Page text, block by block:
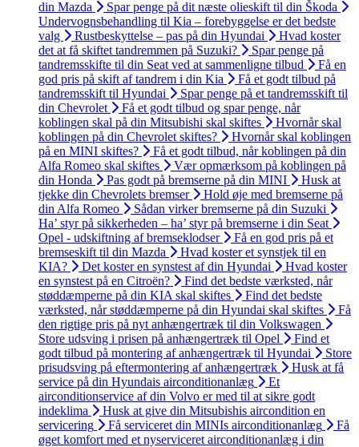
din Mazda
Spar penge på dit næste olieskift til din Škoda
Undervognsbehandling til Kia – forebyggelse er det bedste
valg
Rustbeskyttelse – pas på din Hyundai
Hvad koster
det at få skiftet tandremmen på Suzuki?
Spar penge på
tandremsskifte til din Seat ved at sammenligne tilbud
Få en
god pris på skift af tandrem i din Kia
Få et godt tilbud på
tandremsskift til Hyundai
Spar penge på et tandremsskift til
din Chevrolet
Få et godt tilbud og spar penge, når
koblingen skal på din Mitsubishi skal skiftes
Hvornår skal
koblingen på din Chevrolet skiftes?
Hvornår skal koblingen
på en MINI skiftes?
Få et godt tilbud, når koblingen på din
Alfa Romeo skal skiftes
Vær opmærksom på koblingen på
din Honda
Pas godt på bremserne på din MINI
Husk at
tjekke din Chevrolets bremser
Hold øje med bremserne på
din Alfa Romeo
Sådan virker bremserne på din Suzuki
Ha’ styr på sikkerheden – ha’ styr på bremserne i din Seat
Opel - udskiftning af bremseklodser
Få en god pris på et
bremseskift til din Mazda
Hvad koster et synstjek til en
KIA?
Det koster en synstest af din Hyundai
Hvad koster
en synstest på en Citroën?
Find det bedste værksted, når
støddæmperne på din KIA skal skiftes
Find det bedste
værksted, når støddæmperne på din Hyundai skal skiftes
Få
den rigtige pris på nyt anhængertræk til din Volkswagen
Store udsving i prisen på anhængertræk til Opel
Find et
godt tilbud på montering af anhængertræk til Hyundai
Store
prisudsving på eftermontering af anhængertræk
Husk at få
service på din Hyundais airconditionanlæg
Et
airconditionservice af din Volvo er med til at sikre godt
indeklima
Husk at give din Mitsubishis aircondition en
servicering
Få serviceret din MINIs airconditionanlæg
Få
øget komfort med et nyserviceret airconditionanlæg i din